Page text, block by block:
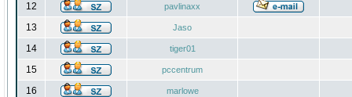
12 pavlinaxx
13 Jaso
14 tiger01
15 pccentrum
16 marlowe